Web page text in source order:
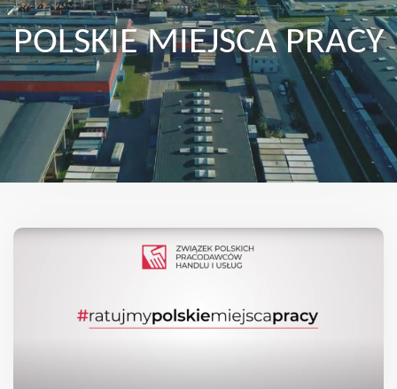
POLSKIE MIEJSCA PRACY